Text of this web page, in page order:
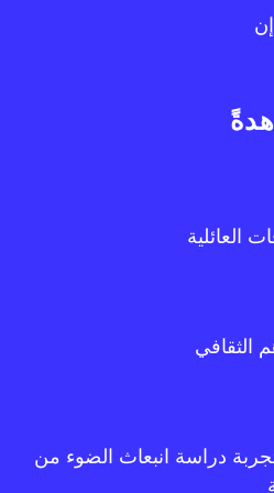
العائلية
الثقافي
دراسة انبعاث الضوء من